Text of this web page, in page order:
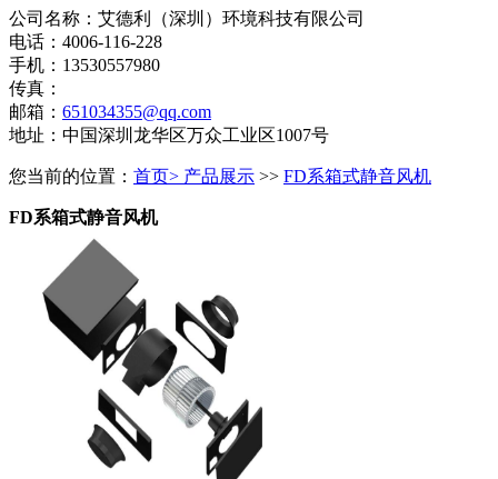
公司名称：艾德利（深圳）环境科技有限公司
电话：4006-116-228
手机：13530557980
传真：
邮箱： 651034355@qq.com
地址：中国深圳龙华区万众工业区1007号
您当前的位置： 首页> 产品展示 >> FD系箱式静音风机
FD系箱式静音风机